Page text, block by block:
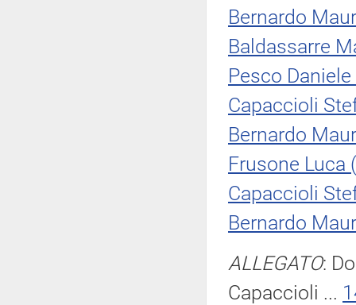
Bernardo
Baldassarre
Pesco
Capaccioli
Bernardo
Frusone Luca
Capaccioli
Bernardo
ALLEGATO:
Capaccioli ...